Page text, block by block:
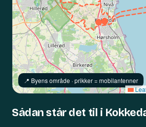
📍️ Byens område · prikker = mobilantenner
Sådan står det til i